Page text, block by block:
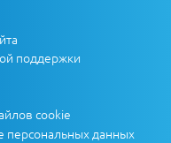
поддержки
cookie
персональных данных